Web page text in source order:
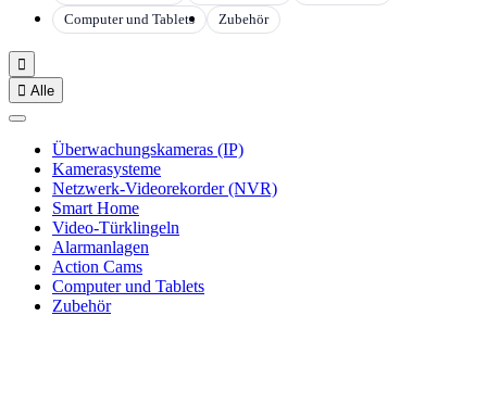
Computer und Tablets
Zubehör

 Alle
Überwachungskameras (IP)
Kamerasysteme
Netzwerk-Videorekorder (NVR)
Smart Home
Video-Türklingeln
Alarmanlagen
Action Cams
Computer und Tablets
Zubehör